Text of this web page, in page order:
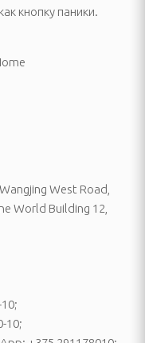
кнопку паники.
West Road,
World Building 12,
10;